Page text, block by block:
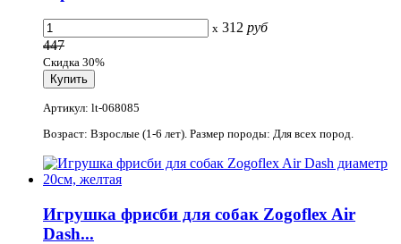
x 312 руб
447
Скидка 30%
Артикул: lt-068085
Возраст: Взрослые (1-6 лет). Размер породы: Для всех пород.
Игрушка фрисби для собак Zogoflex Air
Dash...